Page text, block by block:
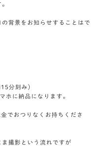
背景をお知らせすることはで
分刻み）
ホに納品になります。
でおつりなくお持ちくださ
撮影という流れですが